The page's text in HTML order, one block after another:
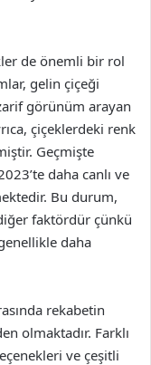
de önemli bir rol
gelin çiçeği
görünüm arayan
çiçeklerdeki renk
Geçmişte
daha canlı ve
Bu durum,
faktördür çünkü
daha
rekabetin
olmaktadır. Farklı
ve çeşitli